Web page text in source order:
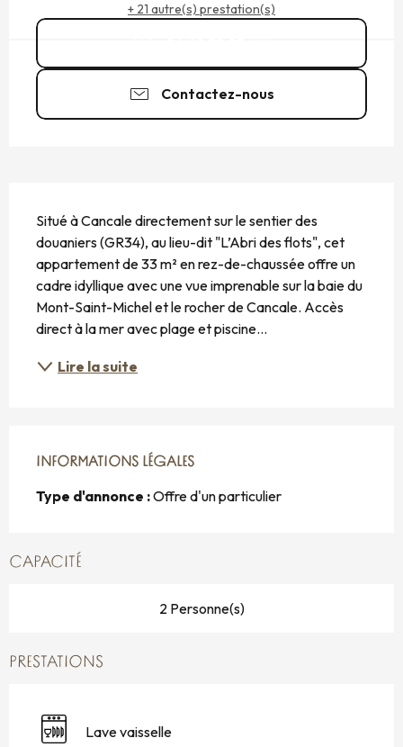
+ 21 autre(s) prestation(s)
Contactez-nous
Situé à Cancale directement sur le sentier des
douaniers (GR34), au lieu-dit "L’Abri des flots", cet
appartement de 33 m² en rez-de-chaussée offre un
cadre idyllique avec une vue imprenable sur la baie du
Mont-Saint-Michel et le rocher de Cancale. Accès
direct à la mer avec plage et piscine...
Lire la suite
INFORMATIONS LÉGALES
INFORMATIONS LÉGALES
Type d'annonce :Offre d'un particulier
CAPACITÉ
2 Personne(s)
PRESTATIONS
Lave vaisselle